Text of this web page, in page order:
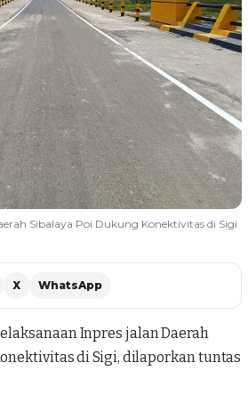
Sibalaya Poi Dukung Konektivitas di Sigi
X WhatsApp
Inpres jalan Daerah
di Sigi, dilaporkan tuntas